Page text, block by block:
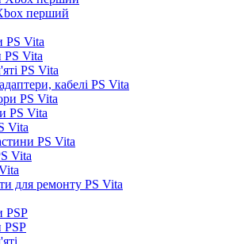
перший
PS Vita
PS Vita
PS Vita
кабелі PS Vita
PS Vita
PS Vita
Vita
PS Vita
Vita
для ремонту PS Vita
PSP
PSP